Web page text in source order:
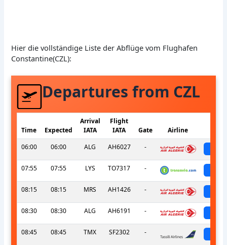
Hier die vollständige Liste der Abflüge vom Flughafen
Constantine(CZL):
Departures from CZL
Time Expected
Arrival
IATA
Flight
IATA
Gate Airline
06:00
06:00 ALG AH6027 -
07:55 07:55 LYS TO7317 -
08:15 08:15 MRS AH1426 -
08:30 08:30 ALG AH6191 -
08:45 08:45 TMX SF2302 -